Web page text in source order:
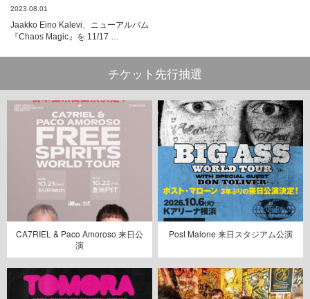
2023.08.01
Jaakko Eino Kalevi、ニューアルバム
『Chaos Magic』を 11/17 …
チケット先行抽選
CA7RIEL & Paco Amoroso 来日公
演
Post Malone 来日スタジアム公演